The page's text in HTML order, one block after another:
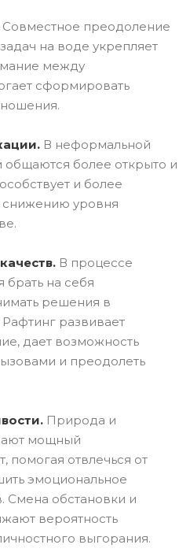
Совместное преодоление
на воде укрепляет
между
сформировать
В неформальной
общаются более открыто и
и более
снижению уровня
В процессе
брать на себя
решения в
Рафтинг развивает
дает возможность
и преодолеть
Природа и
мощный
отвлечься от
эмоциональное
Смена обстановки и
вероятность
выгорания.